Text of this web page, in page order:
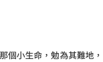
個小生命，勉為其難地，